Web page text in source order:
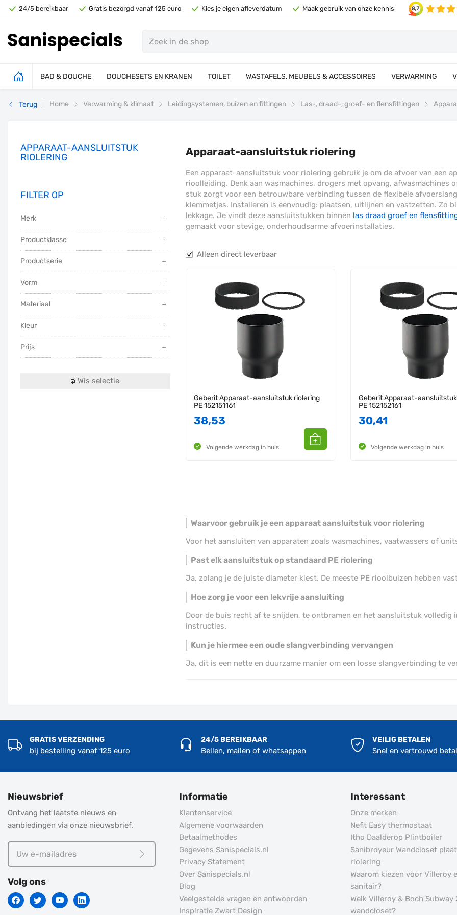
24/5 bereikbaar Gratis bezorgd vanaf 125 euro Kies je eigen afleverdatum Maak gebruik van onze kennis
BAD & DOUCHE DOUCHESETS EN KRANEN TOILET WASTAFELS, MEUBELS & ACCESSOIRES VERWARMING
Terug Home Verwarming & klimaat Leidingsystemen, buizen en fittingen Las-, draad-, groef- en flensfittingen
APPARAAT-AANSLUITSTUK
RIOLERING
FILTER OP
Merk
Productklasse
Productserie
Vorm
Materiaal
Kleur
Prijs
Wis selectie
Apparaat-aansluitstuk riolering
Een apparaat-aansluitstuk voor riolering gebruik je om de afvoer van een
rioolleiding. Denk aan wasmachines, drogers met opvang, afwasmachines
stuk zorgt voor een betrouwbare verbinding tussen de flexibele
klemmetjes. Installeren is eenvoudig: plaatsen, uitlijnen en vastzetten. Zo
lekkage. Je vindt deze aansluitstukken binnen las draad groef en
gemaakt voor stevige, onderhoudsarme afvoerinstallaties.
Alleen direct leverbaar
Geberit Apparaat-aansluitstuk riolering
PE 152151161
38,53
Volgende werkdag in huis
Geberit Apparaat-
PE 152152161
30,41
Volgende werkdag in huis
Waarvoor gebruik je een apparaat aansluitstuk voor riolering
Voor het aansluiten van apparaten zoals wasmachines, vaatwassers of
Past elk aansluitstuk op standaard PE riolering
Ja, zolang je de juiste diameter kiest. De meeste PE rioolbuizen hebben
Hoe zorg je voor een lekvrije aansluiting
Door de buis recht af te snijden, te ontbramen en het aansluitstuk volledig
instructies.
Kun je hiermee een oude slangverbinding vervangen
Ja, dit is een nette en duurzame manier om een losse slangverbinding te
GRATIS VERZENDING
bij bestelling vanaf 125 euro
24/5 BEREIKBAAR
Bellen, mailen of whatsappen
VEILIG BETALEN
Snel en vertrouwd
Nieuwsbrief
Ontvang het laatste nieuws en
aanbiedingen via onze nieuwsbrief.
Meld je aan
Volg ons
Informatie
Klantenservice
Algemene voorwaarden
Betaalmethodes
Gegevens Sanispecials.nl
Privacy Statement
Over Sanispecials.nl
Blog
Veelgestelde vragen en antwoorden
Inspiratie Zwart Design
Interessant
Onze merken
Nefit Easy thermostaat
Itho Daalderop Plintboiler
Sanibroyeur Wandcloset
riolering
Waarom kiezen voor Villeroy
sanitair?
Welk Villeroy & Boch Subway
wandcloset?